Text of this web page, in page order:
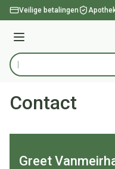
Ga naar de inhoud
Veilige betalingen
Menu
Product, merk,
Contact
Greet